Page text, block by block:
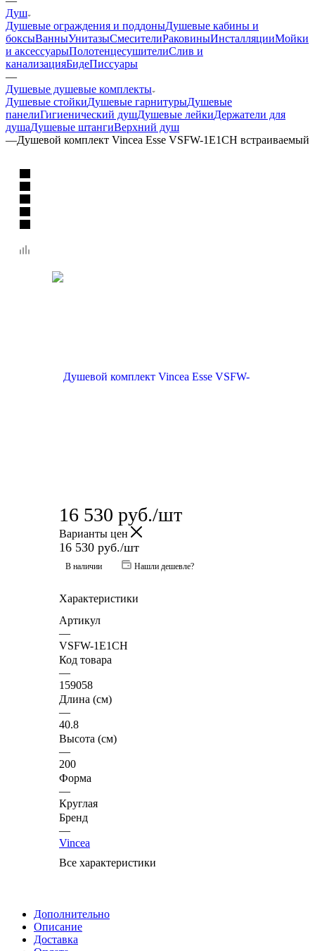
Душ
Душевые ограждения и поддоныДушевые кабины и
боксыВанныУнитазыСмесителиРаковиныИнсталляцииМойки
и аксессуарыПолотенцесушителиСлив и
канализацияБидеПиссуары
—
Душевые душевые комплекты
Душевые стойкиДушевые гарнитурыДушевые
панелиГигиенический душДушевые лейкиДержатели для
душаДушевые штангиВерхний душ
—Душевой комплект Vincea Esse VSFW-1E1CH встраиваемый
16 530 руб./шт
Варианты цен
16 530 руб./шт
В наличии Нашли дешевле?
Характеристики
Артикул
—
VSFW-1E1CH
Код товара
—
159058
Длина (см)
—
40.8
Высота (см)
—
200
Форма
—
Круглая
Бренд
—
Vincea
Все характеристики
Дополнительно
Описание
Доставка